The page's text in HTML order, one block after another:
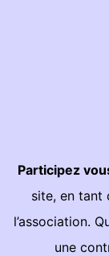
Participez
site, en tant
l’association.
une